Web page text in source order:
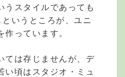
うスタイルであっても
いうところが、ユニ
作っています。
ては存じませんが、デ
い頃はスタジオ・ミュ